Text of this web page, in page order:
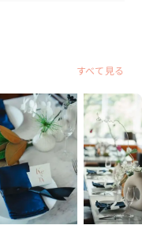
すべて見る